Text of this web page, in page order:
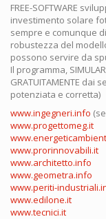
FREE-SOFTWARE
investimento solare
sempre e comunque
robustezza del
possono servire da
Il programma,
GRATUITAMENTE
potenziata e corretta)
www.ingegneri.info
www.progettomeg.it
www.prorinnovabili.it
www.architetto.info
www.geometra.info
www.periti-
www.edilone.it
www.tecnici.it